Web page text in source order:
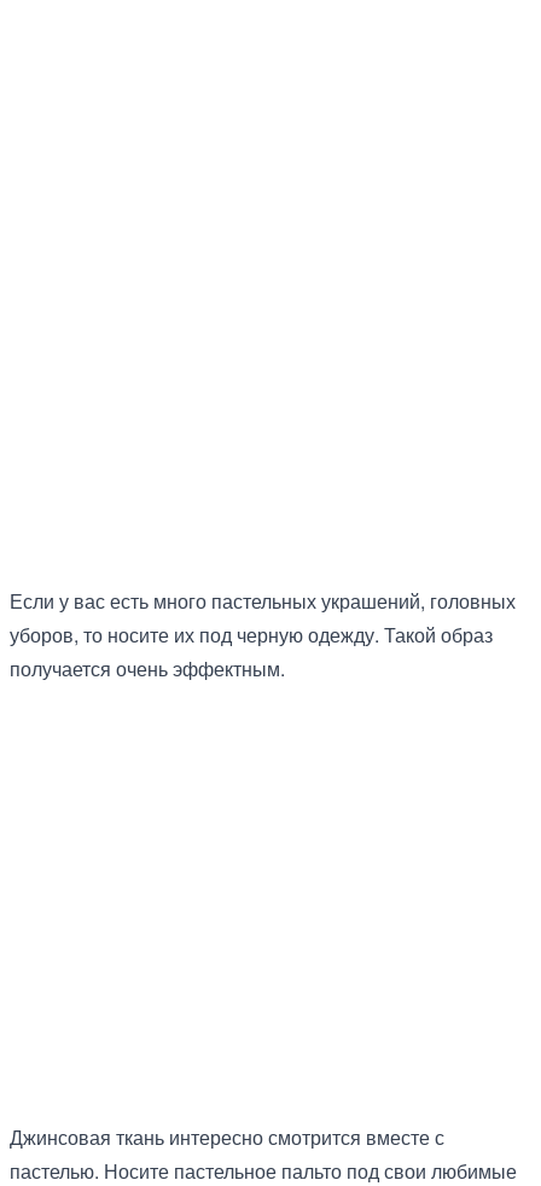
Если у вас есть много пастельных украшений, головных
уборов, то носите их под черную одежду. Такой образ
получается очень эффектным.
Джинсовая ткань интересно смотрится вместе с
пастелью. Носите пастельное пальто под свои любимые